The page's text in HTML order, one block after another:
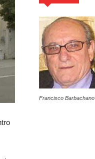
Francisco Barbachano